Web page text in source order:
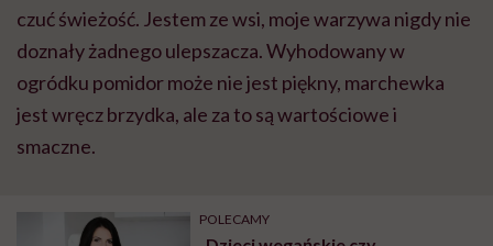
czuć świeżość. Jestem ze wsi, moje warzywa nigdy nie
doznały żadnego ulepszacza. Wyhodowany w
ogródku pomidor może nie jest piękny, marchewka
jest wręcz brzydka, ale za to są wartościowe i
smaczne.
POLECAMY